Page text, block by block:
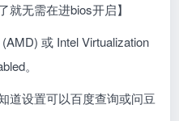
无需在进bios开启】
或 Intel Virtualization
。
道设置可以百度查询或问豆